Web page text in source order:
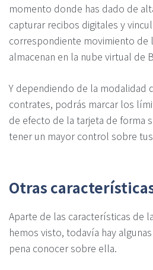
momento donde has dado de
capturar recibos digitales y
correspondiente movimiento de
almacenan en la nube virtual de
Y dependiendo de la modalidad
contrates, podrás marcar los
de efecto de la tarjeta de forma
tener un mayor control sobre
Otras
Aparte de las características de
hemos visto, todavía hay
pena conocer sobre ella.